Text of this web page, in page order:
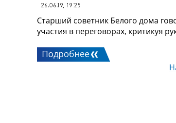
26.06.19, 19:25
Старший советник Белого дома
участия в переговорах, критикуя
Подробнее